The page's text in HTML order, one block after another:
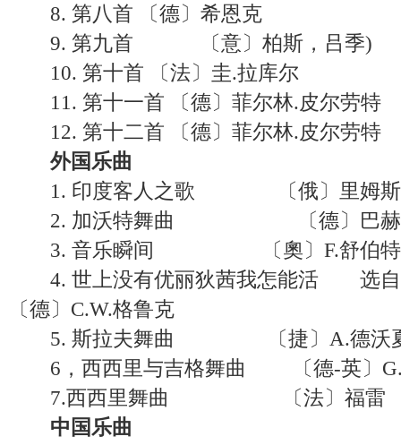
8. 第八首 〔德〕希恩克
9. 第九首 〔意〕柏斯，吕季)
10. 第十首 〔法〕圭.拉库尔
11. 第十一首 〔德〕菲尔林.皮尔劳特
12. 第十二首 〔德〕菲尔林.皮尔劳特
外国乐曲
1. 印度客人之歌 〔俄〕里姆斯
2. 加沃特舞曲 〔德〕巴赫
3. 音乐瞬间 〔奧〕F.舒伯特
4. 世上没有优丽狄茜我怎能活 选自
〔德〕C.W.格鲁克
5. 斯拉夫舞曲 〔捷〕A.德沃
6，西西里与吉格舞曲 〔德-英〕
7.西西里舞曲 〔法〕福雷
中国乐曲